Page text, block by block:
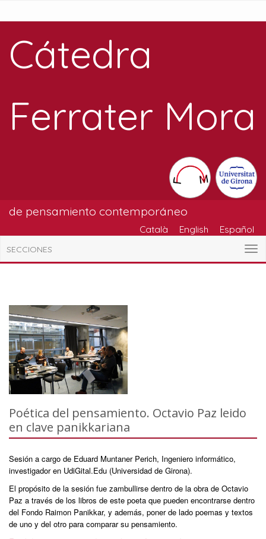
Cátedra
Ferrater Mora
de pensamiento contemporáneo
Català English Español
SECCIONES
Poética del pensamiento. Octavio Paz leido
en clave panikkariana
Sesión a cargo de Eduard Muntaner Perich, Ingeniero informático,
investigador en UdiGital.Edu (Universidad de Girona).
El propósito de la sesión fue zambullirse dentro de la obra de Octavio
Paz a través de los libros de este poeta que pueden encontrarse dentro
del Fondo Raimon Panikkar, y además, poner de lado poemas y textos
de uno y del otro para comparar su pensamiento.